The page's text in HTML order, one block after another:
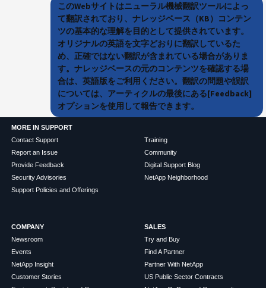
このWebサイトはニューラル機械翻訳ツールによっ
て翻訳されており、ナレッジベース（KB）コンテン
ツの基本的な理解を目的として提供されています。
オリジナルの英語を文字どおりに翻訳しているた
め、正確ではない翻訳が含まれている場合がありま
す。ナレッジベースの元のコンテンツを確認する場
合は、英語版をご利用ください。翻訳の問題や誤訳
については、アーティクルの最後にある[Feedback]
オプションを使用して報告できます。
MORE IN SUPPORT
Contact Support
Report an Issue
Provide Feedback
Security Advisories
Support Policies and Offerings
Training
Community
Digital Support Blog
NetApp Neighborhood
COMPANY
Newsroom
Events
NetApp Insight
Customer Stories
SALES
Try and Buy
Find A Partner
Partner With NetApp
US Public Sector Contracts